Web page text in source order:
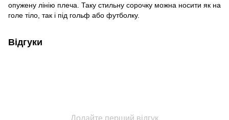
опужену лінію плеча. Таку стильну сорочку можна носити як на
голе тіло, так і під гольф або футболку.
Відгуки
Додайте перший відгук